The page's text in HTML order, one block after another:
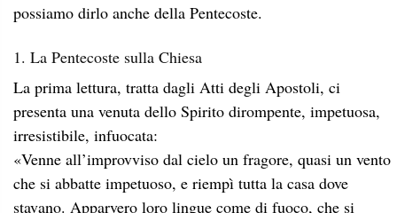
possiamo dirlo anche della Pentecoste.
1. La Pentecoste sulla Chiesa
La prima lettura, tratta dagli Atti degli Apostoli, ci
presenta una venuta dello Spirito dirompente, impetuosa,
irresistibile, infuocata:
«Venne all’improvviso dal cielo un fragore, quasi un vento
che si abbatte impetuoso, e riempì tutta la casa dove
stavano. Apparvero loro lingue come di fuoco, che si